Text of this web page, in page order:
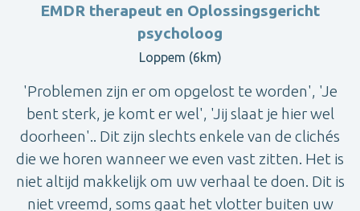
EMDR therapeut en Oplossingsgericht
psycholoog
Loppem (6km)
'Problemen zijn er om opgelost te worden', 'Je
bent sterk, je komt er wel', 'Jij slaat je hier wel
doorheen'.. Dit zijn slechts enkele van de clichés
die we horen wanneer we even vast zitten. Het is
niet altijd makkelijk om uw verhaal te doen. Dit is
niet vreemd, soms gaat het vlotter buiten uw